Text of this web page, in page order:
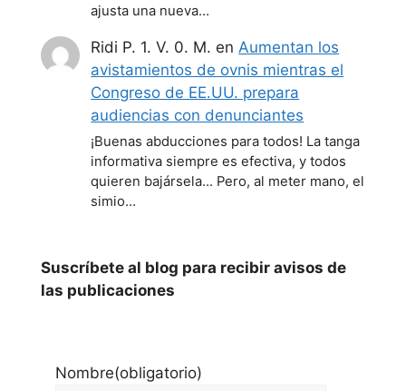
ajusta una nueva…
Ridi P. 1. V. 0. M. en Aumentan los
avistamientos de ovnis mientras el
Congreso de EE.UU. prepara
audiencias con denunciantes
¡Buenas abducciones para todos! La tanga
informativa siempre es efectiva, y todos
quieren bajársela... Pero, al meter mano, el
simio…
Suscríbete al blog para recibir avisos de
las publicaciones
Nombre(obligatorio)